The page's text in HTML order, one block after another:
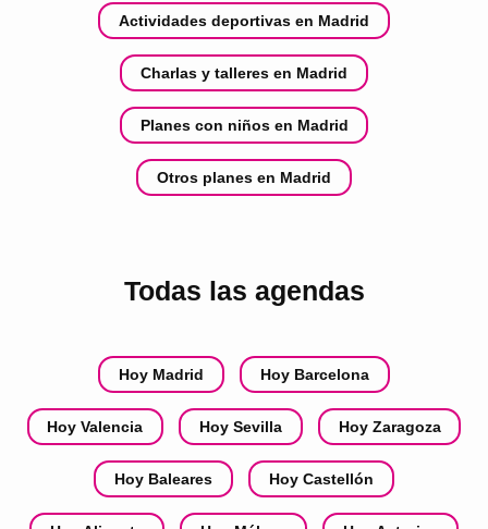
Actividades deportivas en Madrid
Charlas y talleres en Madrid
Planes con niños en Madrid
Otros planes en Madrid
Todas las agendas
Hoy Madrid Hoy Barcelona
Hoy Valencia Hoy Sevilla Hoy Zaragoza
Hoy Baleares Hoy Castellón